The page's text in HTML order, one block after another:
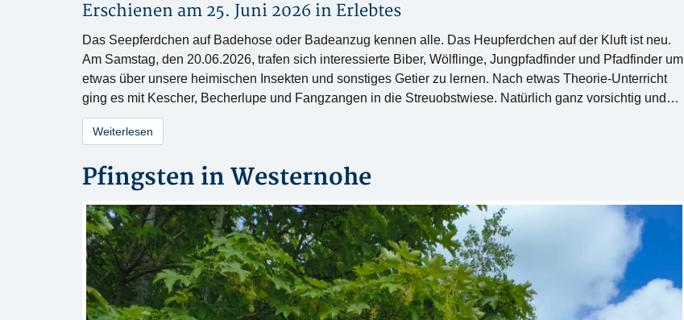
Erschienen am 25. Juni 2026 in Erlebtes
Das Seepferdchen auf Badehose oder Badeanzug kennen alle. Das Heupferdchen auf der Kluft ist neu.
Am Samstag, den 20.06.2026, trafen sich interessierte Biber, Wölflinge, Jungpfadfinder und Pfadfinder um
etwas über unsere heimischen Insekten und sonstiges Getier zu lernen. Nach etwas Theorie-Unterricht
ging es mit Kescher, Becherlupe und Fangzangen in die Streuobstwiese. Natürlich ganz vorsichtig und…
Weiterlesen
Pfingsten in Westernohe